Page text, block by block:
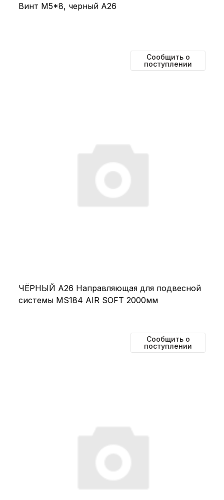
Винт М5*8, черный А26
Сообщить о
поступлении
ЧЁРНЫЙ А26 Направляющая для подвесной
системы MS184 AIR SOFT 2000мм
Сообщить о
поступлении